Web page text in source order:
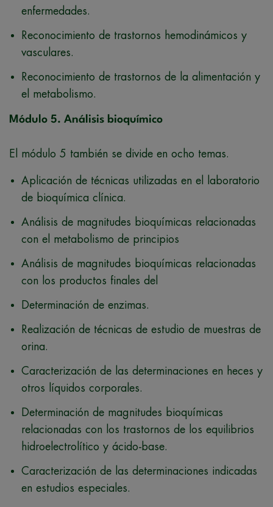
enfermedades.
Reconocimiento de trastornos hemodinámicos y
vasculares.
Reconocimiento de trastornos de la alimentación y
el metabolismo.
Módulo 5. Análisis bioquímico
El módulo 5 también se divide en ocho temas.
Aplicación de técnicas utilizadas en el laboratorio
de bioquímica clínica.
Análisis de magnitudes bioquímicas relacionadas
con el metabolismo de principios
Análisis de magnitudes bioquímicas relacionadas
con los productos finales del
Determinación de enzimas.
Realización de técnicas de estudio de muestras de
orina.
Caracterización de las determinaciones en heces y
otros líquidos corporales.
Determinación de magnitudes bioquímicas
relacionadas con los trastornos de los equilibrios
hidroelectrolítico y ácido-base.
Caracterización de las determinaciones indicadas
en estudios especiales.